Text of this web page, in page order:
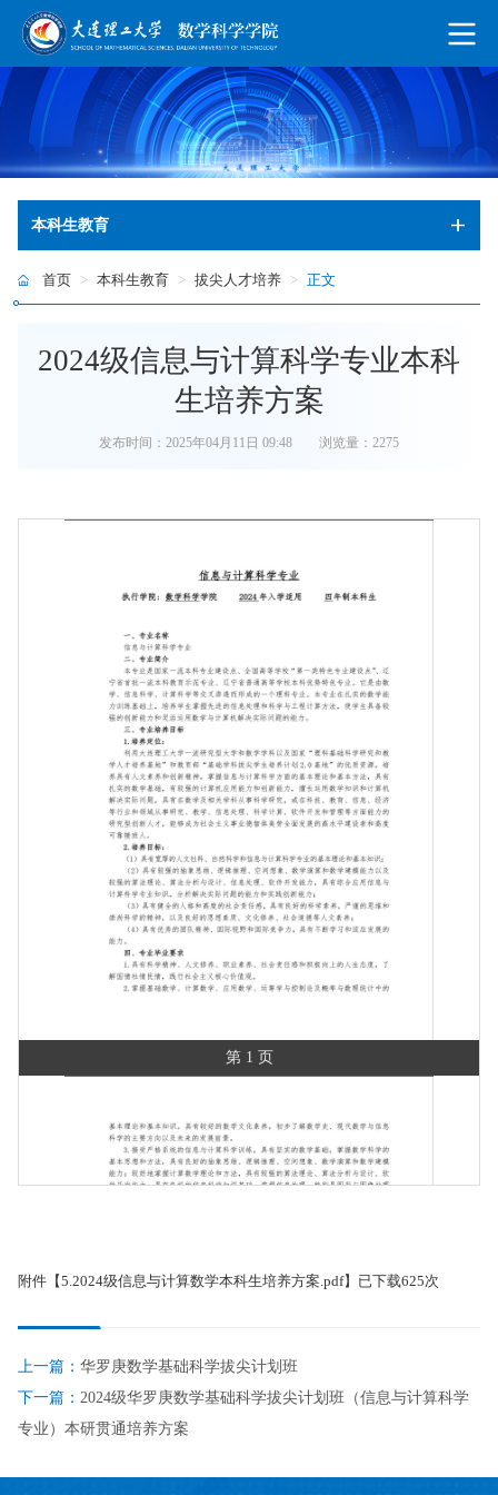
本科生教育
首页 > 本科生教育 > 拔尖人才培养 > 正文
2024级信息与计算科学专业本科
生培养方案
发布时间：2025年04月11日 09:48 浏览量： 2275
第 1 页
附件【5.2024级信息与计算数学本科生培养方案.pdf】已下载625次
上一篇： 华罗庚数学基础科学拔尖计划班
下一篇： 2024级华罗庚数学基础科学拔尖计划班（信息与计算科学
专业）本研贯通培养方案